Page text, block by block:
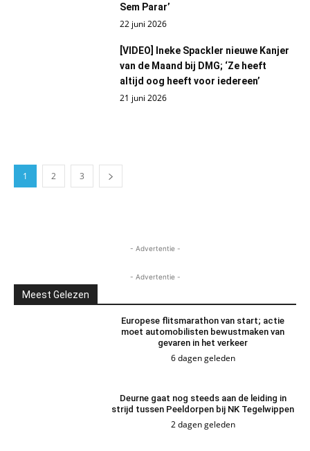
Sem Parar’
22 juni 2026
[VIDEO] Ineke Spackler nieuwe Kanjer
van de Maand bij DMG; ‘Ze heeft
altijd oog heeft voor iedereen’
21 juni 2026
1 2 3
- Advertentie -
- Advertentie -
Meest Gelezen
Europese flitsmarathon van start; actie
moet automobilisten bewustmaken van
gevaren in het verkeer
6 dagen geleden
Deurne gaat nog steeds aan de leiding in
strijd tussen Peeldorpen bij NK Tegelwippen
2 dagen geleden